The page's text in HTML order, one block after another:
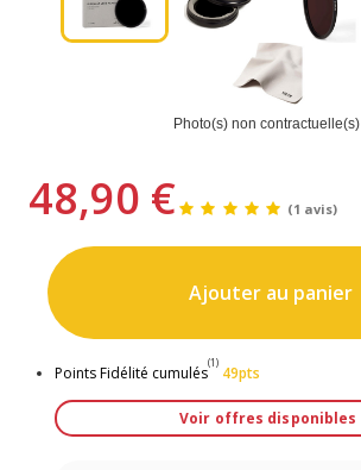
Photo(s) non contractuelle(s)
48,90 € (1 avis)
Ajouter au panier
Points Fidélité cumulés
(1)
49pts
Voir offres disponibles